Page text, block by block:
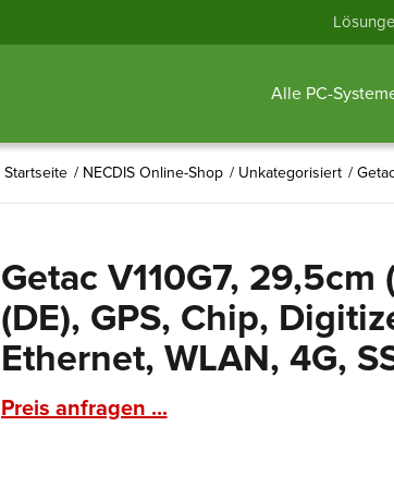
Alle PC-
Startseite / NECDIS Online-Shop / Unkategorisiert /
Getac V110G7, 29,5cm
(DE), GPS, Chip,
Ethernet, WLAN, 4G,
Preis anfragen ...